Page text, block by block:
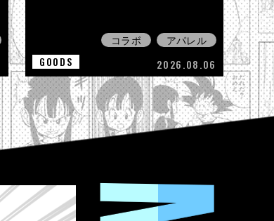
コラボ
アパレル
GOODS
2026.08.06